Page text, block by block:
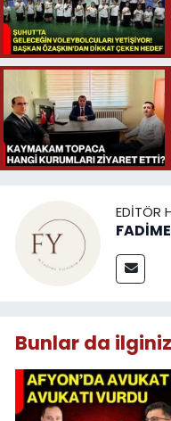
EDITÖR
Bunlar da